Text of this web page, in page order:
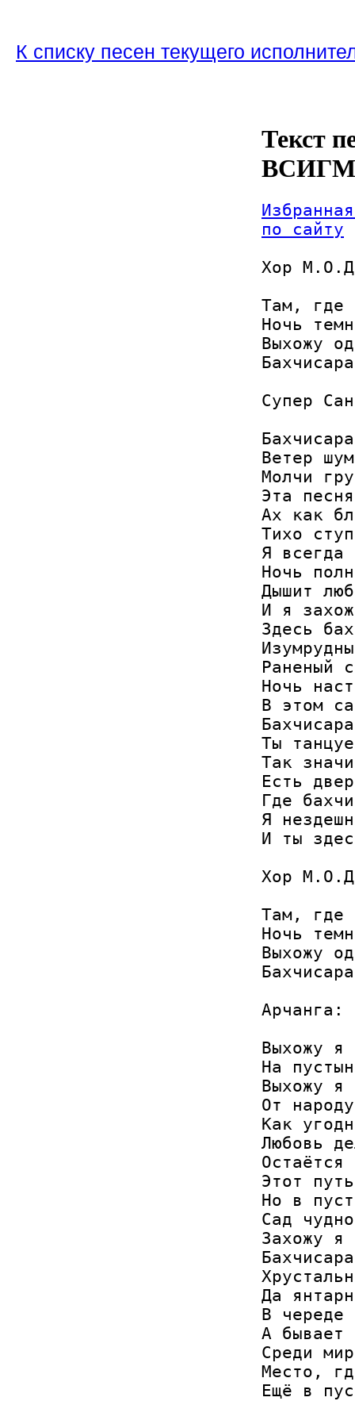
К списку песен текущего
Текст
по сайту
Хор
Там, где
Ночь
Выхожу
Супер
Ветер
Молчи
Эта
Ах как
Тихо
Я всегда
Ночь
Дышит
И я
Здесь
Раненый
Ночь
В этом
Ты
Так
Есть
Где
Я
И ты
Хор
Там, где
Ночь
Выхожу
Арчанга:
Выхожу я
На
Выхожу я
От
Как
Любовь
Остаётся
Этот
Но в
Сад
Захожу я
Да
В череде
А бывает
Среди
Место,
Ещё в